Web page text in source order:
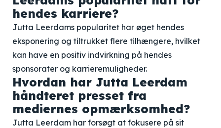
hendes karriere?
Jutta Leerdams popularitet har øget hendes
eksponering og tiltrukket flere tilhængere, hvilket
kan have en positiv indvirkning på hendes
sponsorater og karrieremuligheder.
Hvordan har Jutta Leerdam
håndteret presset fra
mediernes opmærksomhed?
Jutta Leerdam har forsøgt at fokusere på sit